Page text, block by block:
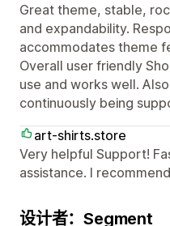
Great theme, stable,
and expandability.
accommodates theme
Overall user friendly
use and works well.
continuously being
art-shirts.store
Very helpful Support!
assistance. I
设计者：Segment